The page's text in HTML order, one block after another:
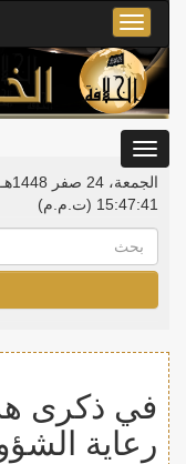
Toggle
navigation
الجمعة، 24 صفر 1448هـ | 07 أغسطس 2026م |
15:47:42 (ت.م.م)
في ذكرى
رعاية